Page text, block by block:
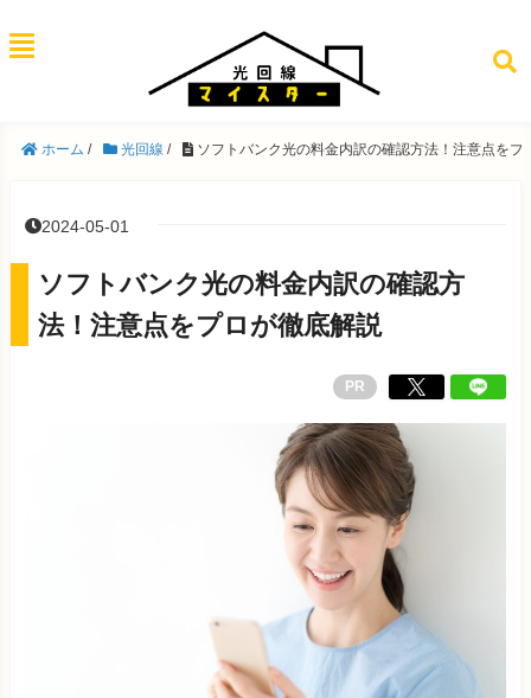
ホーム / 光回線 / ソフトバンク光の料金内訳の確認方法！注意点をプ
2024-05-01
ソフトバンク光の料金内訳の確認方
法！注意点をプロが徹底解説
PR